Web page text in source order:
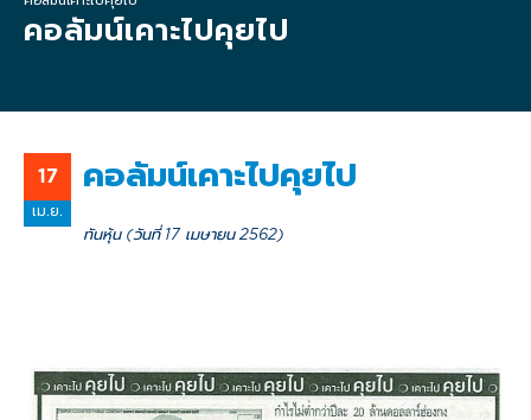
คอลัมน์เคาะไปคุยไป
17
เม.ย.
คอลัมน์เคาะไปคุยไป
ทันหุ้น (วันที่ 17 เมษายน 2562)